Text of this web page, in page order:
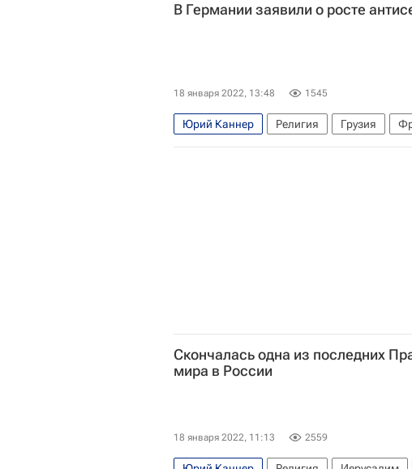
В Германии заявили о росте
18 января 2022, 13:48 1545
Юрий Каннер Религия Грузия
ОБСЕ
Федеральное агентство по
Скончалась одна из последних
мира в России
18 января 2022, 11:13 2559